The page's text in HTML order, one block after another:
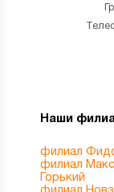
Наши
филиал
филиал
Горький